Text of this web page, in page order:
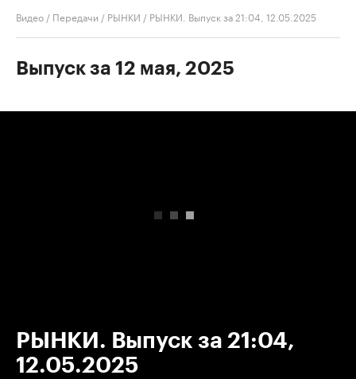
Видео / Передачи / РЫНКИ / РЫНКИ. Выпуск за 21:04, 12.05.2025
Выпуск за 12 мая, 2025
РЫНКИ. Выпуск за 21:04,
12.05.2025